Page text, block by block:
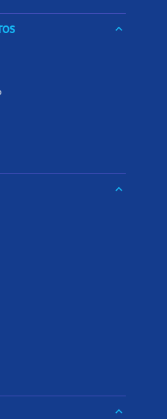
keyboard_arrow_down
keyboard_arrow_down
keyboard_arrow_down